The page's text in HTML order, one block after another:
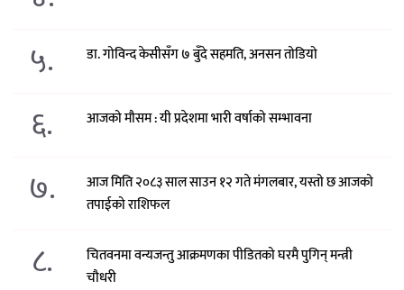
५. डा. गोविन्द केसीसँग ७ बुँदे सहमति, अनसन तोडियो
६. आजको मौसम : यी प्रदेशमा भारी वर्षाको सम्भावना
७.
आज मिति २०८३ साल साउन १२ गते मंगलबार, यस्तो छ आजको
तपाईको राशिफल
८.
चितवनमा वन्यजन्तु आक्रमणका पीडितको घरमै पुगिन् मन्त्री
चौधरी